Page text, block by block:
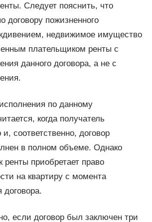
Следует пояснить, что
договору пожизненного
недвижимое имущество
плательщиком ренты с
данного договора, а не с
по данному
когда получатель
соответственно, договор
в полном объеме. Однако
ренты приобретает право
на квартиру с момента
договора.
если договор был заключен три